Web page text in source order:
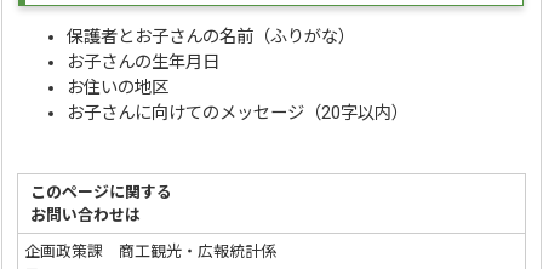
保護者とお子さんの名前（ふりがな）
お子さんの生年月日
お住いの地区
お子さんに向けてのメッセージ（20字以内）
このページに関する
お問い合わせは
企画政策課 商工観光・広報統計係